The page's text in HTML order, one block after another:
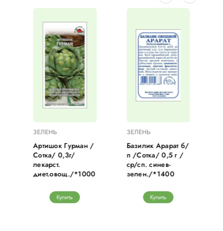
ЗЕЛЕНЬ
Артишок Гурман /
Сотка/ 0,3г/
лекарст.
диет.овощ./*1000
Купить
ЗЕЛЕНЬ
Базилик Арарат б/
п /Сотка/ 0,5 г /
ср/сп. синев-
зелен./*1400
Купить